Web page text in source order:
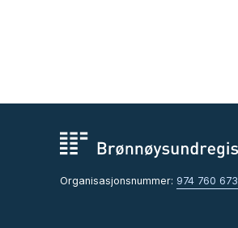
Organisasjonsnummer: 974 760 673